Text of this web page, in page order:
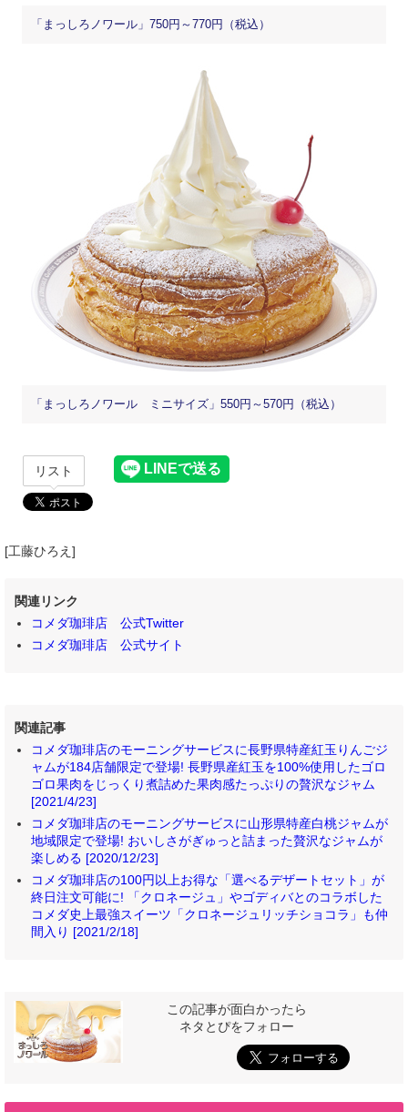
「まっしろノワール」750円～770円（税込）
「まっしろノワール ミニサイズ」550円～570円（税込）
リスト
[工藤ひろえ]
関連リンク
コメダ珈琲店 公式Twitter
コメダ珈琲店 公式サイト
関連記事
コメダ珈琲店のモーニングサービスに長野県特産紅玉りんごジ
ャムが184店舗限定で登場! 長野県産紅玉を100%使用したゴロ
ゴロ果肉をじっくり煮詰めた果肉感たっぷりの贅沢なジャム
[2021/4/23]
コメダ珈琲店のモーニングサービスに山形県特産白桃ジャムが
地域限定で登場! おいしさがぎゅっと詰まった贅沢なジャムが
楽しめる [2020/12/23]
コメダ珈琲店の100円以上お得な「選べるデザートセット」が
終日注文可能に! 「クロネージュ」やゴディバとのコラボした
コメダ史上最強スイーツ「クロネージュリッチショコラ」も仲
間入り [2021/2/18]
この記事が面白かったら
ネタとぴをフォロー